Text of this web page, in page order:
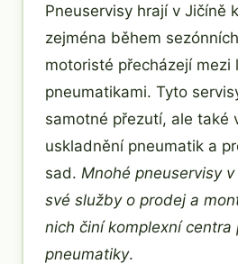
Pneuservisy hrají v Jičíně
zejména během
motoristé přecházejí mezi
pneumatikami. Tyto
samotné přezutí, ale také
uskladnění pneumatik a
sad. Mnohé pneuservisy
své služby o prodej a
nich činí komplexní centra
pneumatiky.